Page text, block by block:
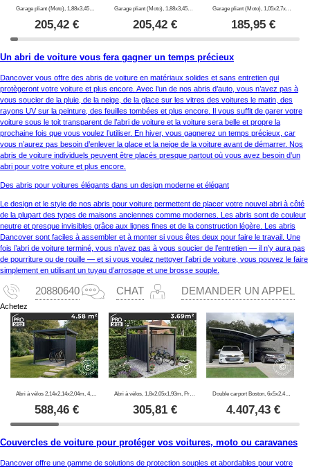
205,42 € 205,42€
Garage pliant (Moto), 1,05x2,7x1,57m, Noir
185,95€
Un abri de voiture vous fera gagner un temps précieux
Dancover vous offre des abris de voiture en matériaux solides et sans entretien qui
protègeront votre voiture et plus encore. Avec l’un de nos abris d’auto, vous n’avez pas à
vous soucier de la pluie, de la neige, de la glace sur les vitres des voitures le matin, des
rayons UV sur la peinture, des feuilles tombées et plus encore. Il vous suffit de garer votre
voiture sous le toit transparent de l’abri de voiture et la voiture sera belle et propre la
prochaine fois que vous voulez l’utiliser. En hiver, vous gagnerez un temps précieux, car
vous n’aurez pas besoin d’enlever la glace et la neige de la voiture avant de démarrer. Nos
abris de voiture individuels peuvent être placés presque partout où vous avez besoin d’un
abri pour votre voiture et plus encore.
Des abris pour voitures élégants dans un design moderne et élégant
Le design et le style de nos abris pour voiture permettent de placer votre nouvel abri à côté
de la plupart des types de maisons anciennes comme modernes. Les abris sont de couleur
neutre et presque invisibles grâce aux lignes fines et de la construction légère. Les abris
Dancover sont faciles à assembler et à monter si vous êtes deux pour faire le travail. Une
fois l’abri de voiture terminé, vous n’avez pas à vous soucier de l’entretien — il n’y aura pas
de pourriture ou de rouille — et si vous voulez nettoyer l’abri de voiture, vous pouvez le faire
simplement en utilisant un tuyau d’arrosage et une brosse souple.
20880640 CHAT DEMANDER UN APPEL
Achetez
Abri à vélos 2,14x2,14x2,04m, 4,57m2, ProShed®, Anthracite
588,46 €
Abri à vélos, 1,8x2,05x1,93m, ProShed®, Anthracite
305,81€
Double carport Boston, 6x5x2,4m, Gris
4.407,43€
Couvercles de voiture pour protéger vos voitures, moto ou caravanes
Dancover offre une gamme de solutions de protection souples et abordables pour votre